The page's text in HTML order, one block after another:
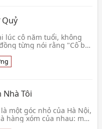
lúc cô năm tuổi, không
từng nói rằng "Cô bé
Nhà Tôi
một góc nhỏ của Hà Nội,
hàng xóm của nhau: một